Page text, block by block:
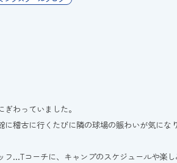
わっていました。
に稽古に行くたびに隣の球場の賑わいが気に
フ…Tコーチに、キャンプのスケジュールや楽